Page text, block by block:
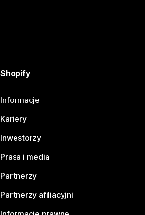
Shopify
Informacje
Kariery
Inwestorzy
Prasa i media
Partnerzy
Partnerzy afiliacyjni